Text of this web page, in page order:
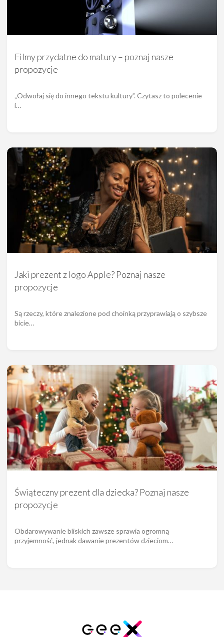
Filmy przydatne do matury – poznaj nasze
propozycje
„Odwołaj się do innego tekstu kultury”. Czytasz to polecenie
i…
Jaki prezent z logo Apple? Poznaj nasze
propozycje
Są rzeczy, które znalezione pod choinką przyprawiają o szybsze
bicie…
Świąteczny prezent dla dziecka? Poznaj nasze
propozycje
Obdarowywanie bliskich zawsze sprawia ogromną
przyjemność, jednak dawanie prezentów dzieciom…